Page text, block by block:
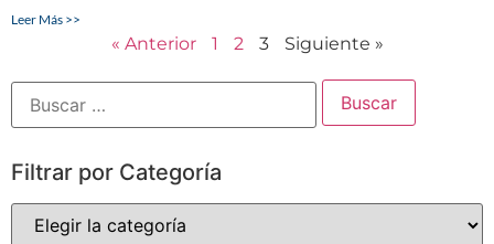
Leer Más >>
« Anterior 1 2 3 Siguiente »
Filtrar por Categoría